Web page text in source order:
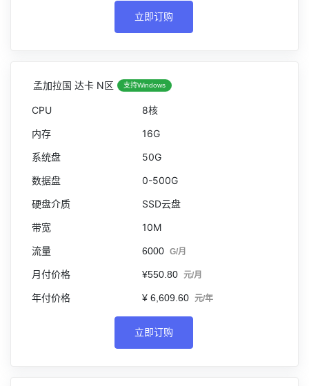
立即订购
孟加拉国 达卡 N区 支持Windows
8核
16G
50G
0-500G
SSD云盘
10M
6000 G/月
¥550.80 元/月
¥ 6,609.60 元/年
立即订购